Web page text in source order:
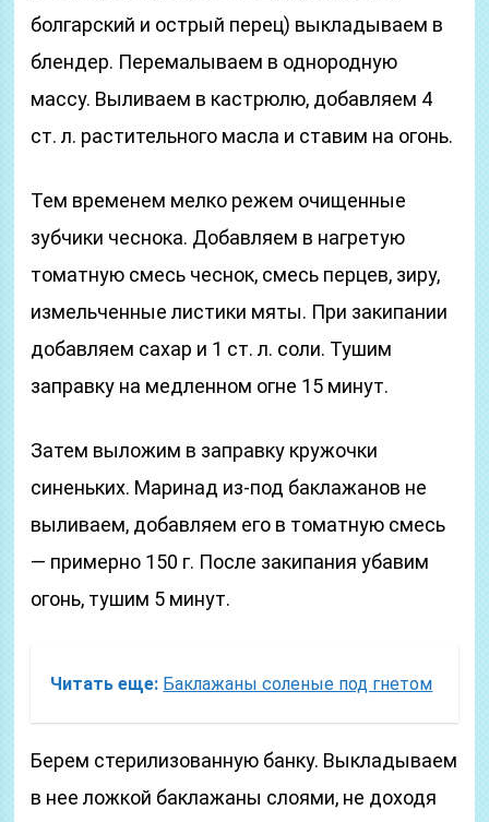
болгарский и острый перец) выкладываем в
блендер. Перемалываем в однородную
массу. Выливаем в кастрюлю, добавляем 4
ст. л. растительного масла и ставим на огонь.
Тем временем мелко режем очищенные
зубчики чеснока. Добавляем в нагретую
томатную смесь чеснок, смесь перцев, зиру,
измельченные листики мяты. При закипании
добавляем сахар и 1 ст. л. соли. Тушим
заправку на медленном огне 15 минут.
Затем выложим в заправку кружочки
синеньких. Маринад из-под баклажанов не
выливаем, добавляем его в томатную смесь
— примерно 150 г. После закипания убавим
огонь, тушим 5 минут.
Читать еще: Баклажаны соленые под гнетом
Берем стерилизованную банку. Выкладываем
в нее ложкой баклажаны слоями, не доходя